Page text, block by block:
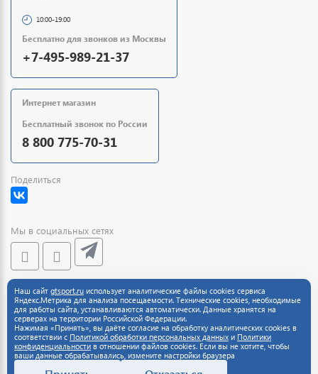
10:00-19:00
Бесплатно для звонков из Москвы
+7-495-989-21-37
Интернет магазин
Бесплатный звонок по России
8 800 775-70-31
Поделиться
Мы в социальных сетях
Обратная связь
Наш сайт gtsport.ru использует аналитические файлы cookies сервиса
Яндекс.Метрика для анализа посещаемости. Технические cookies, необходимые
для работы сайта, устанавливаются автоматически. Данные хранятся на
серверах на территории Российской Федерации.
Нажимая «Принять», вы даёте согласие на обработку аналитических cookies в
соответствии с Политикой обработки персональных данных и Политики
конфиденциальности в отношении файлов cookies. Если вы не хотите, чтобы
ваши данные обрабатывались, измените настройки браузера